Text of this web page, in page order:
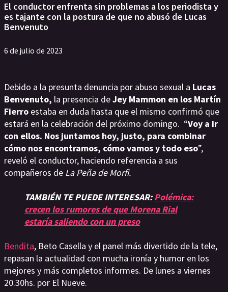
El conductor enfrenta sin problemas a los periodista y
es tajante con la postura de que no abusó de Lucas
Benvenuto
6 de julio de 2023
Debido a la presunta denuncia por abuso sexual a Lucas
Benvenuto, la presencia deJey Mammon en los Martín
Fierro estaba en duda hasta que el mismo confirmó que
estará en la celebración del próximo domingo. “Voy a ir
con ellos. Nos juntamos hoy, justo, para combinar
cómo nos encontramos, cómo vamos y todo eso”,
reveló el conductor, haciendo referencia a sus
compañeros de La Peña de Morfi.
TAMBIÉN TE PUEDE INTERESAR:Polémica:
crecen los rumores de que Morena Rial
estaría saliendo con un preso
Bendita, Beto Casella y el panel más divertido de la tele,
repasan la actualidad con mucha ironía y humor en los
mejores y más completos informes. De lunes a viernes
20.30hs. por El Nueve.